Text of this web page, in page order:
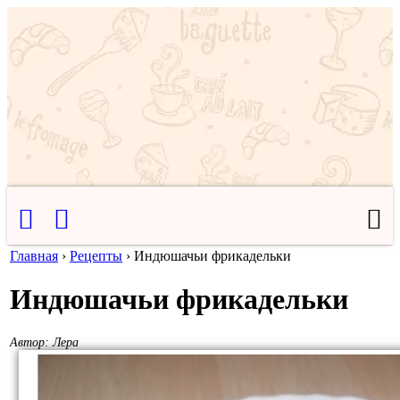
Главная › Рецепты › Индюшачьи фрикадельки
Индюшачьи фрикадельки
Автор:Лера